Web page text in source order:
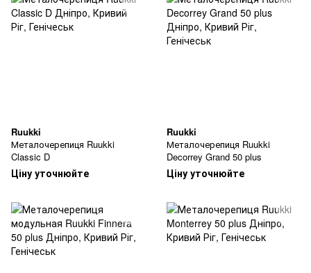
Ruukki
Металочерепиця Ruukki
Classic D
Ціну уточнюйте
Ruukki
Металочерепиця Ruukki
Decorrey Grand 50 plus
Ціну уточнюйте